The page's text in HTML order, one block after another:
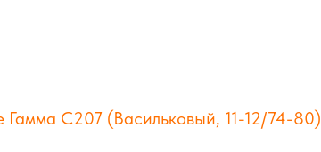
Гамма С207 (Васильковый, 11-12/74-80)